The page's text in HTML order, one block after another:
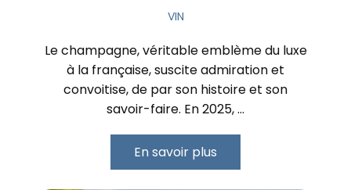
VIN
Le champagne, véritable emblème du luxe
à la française, suscite admiration et
convoitise, de par son histoire et son
savoir-faire. En 2025, …
En savoir plus